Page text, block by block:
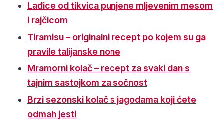
Lađice od tikvica punjene mljevenim mesom
i rajčicom
Tiramisu – originalni recept po kojem su ga
pravile talijanske none
Mramorni kolač – recept za svaki dan s
tajnim sastojkom za sočnost
Brzi sezonski kolač s jagodama koji ćete
odmah jesti